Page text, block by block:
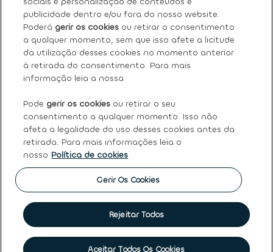
Marcar visita
Os nossos serviços
FAQ
Termos e condições gerais
Ayvens
Política de Cookies|Declaração de Privacidade
Princípios Éticos e de Conduta
Canal de denúncias|Intermediação de crédito|Garantia
de usados|Política de qualidade|Política de reclamações
Société Générale
2026 Ayvens
publicidade dentro e/ou fora do nosso website.
Poderá gerir os cookies ou retirar o consentimento
a qualquer momento, sem que isso afete a licitude
da utilização desses cookies no momento anterior
à retirada do consentimento. Para mais
informação leia a nossa
Pode gerir os cookies ou retirar o seu
consentimento a qualquer momento. Isso não
afeta a legalidade do uso desses cookies antes da
retirada. Para mais informações leia o
nosso Política de cookies
Gerir Os Cookies
Rejeitar Todos
Aceitar Todos Os Cookies